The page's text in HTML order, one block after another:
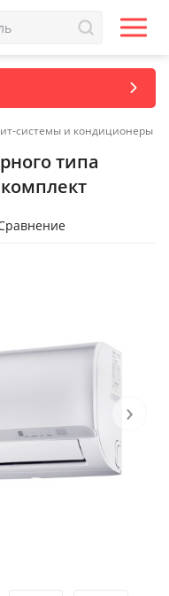
системы и кондиционеры
типа
комплект
›